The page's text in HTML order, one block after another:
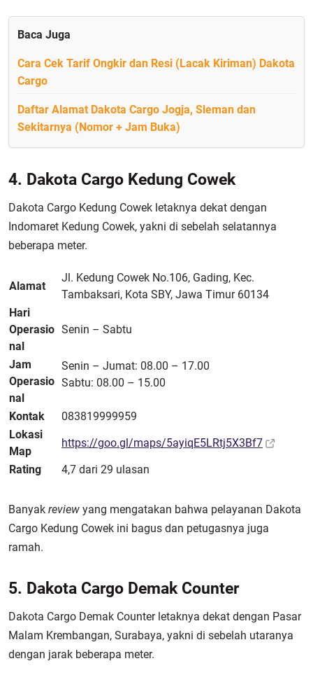
Baca Juga
Cara Cek Tarif Ongkir dan Resi (Lacak Kiriman) Dakota
Cargo
Daftar Alamat Dakota Cargo Jogja, Sleman dan
Sekitarnya (Nomor + Jam Buka)
4. Dakota Cargo Kedung Cowek
Dakota Cargo Kedung Cowek letaknya dekat dengan
Indomaret Kedung Cowek, yakni di sebelah selatannya
beberapa meter.
Alamat
Jl. Kedung Cowek No.106, Gading, Kec.
Tambaksari, Kota SBY, Jawa Timur 60134
Hari
Operasio
nal
Senin – Sabtu
Jam
Operasio
nal
Senin – Jumat: 08.00 – 17.00
Sabtu: 08.00 – 15.00
Kontak
083819999959
Lokasi
Map
https://goo.gl/maps/5ayiqE5LRtj5X3Bf7
Rating
4,7 dari 29 ulasan
Banyak review yang mengatakan bahwa pelayanan Dakota
Cargo Kedung Cowek ini bagus dan petugasnya juga
ramah.
5. Dakota Cargo Demak Counter
Dakota Cargo Demak Counter letaknya dekat dengan Pasar
Malam Krembangan, Surabaya, yakni di sebelah utaranya
dengan jarak beberapa meter.